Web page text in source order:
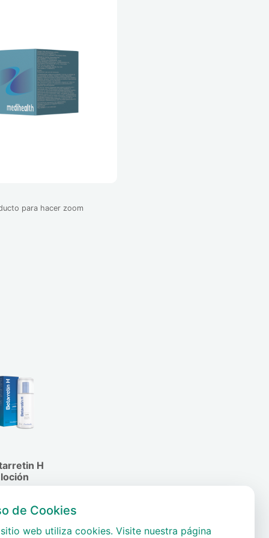
para hacer zoom
H
loción
de Cookies
web utiliza cookies. Visite nuestra página